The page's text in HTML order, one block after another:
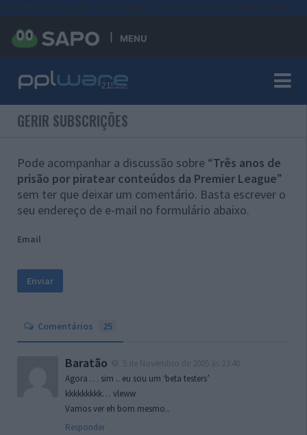
MENU
GERIR SUBSCRIÇÕES
Pode acompanhar a discussão sobre “Três anos de
prisão por piratear conteúdos da Premier League”
sem ter que deixar um comentário. Basta escrever o
seu endereço de e-mail no formulário abaixo.
Email
Comentários 25
Baratão
Agora … sim .. eu sou um ‘beta testers’
kkkkkkkkk… vleww
Vamos ver eh bom mesmo..
Responder